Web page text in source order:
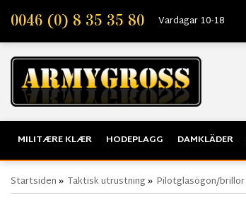
0046 (0) 8 35 35 80 Vardagar 10-18
MILITÆRE KLÆR HODEPLAGG DAMKLÄDER
Startsiden» Taktisk utrustning» Pilotglasögon/brillor